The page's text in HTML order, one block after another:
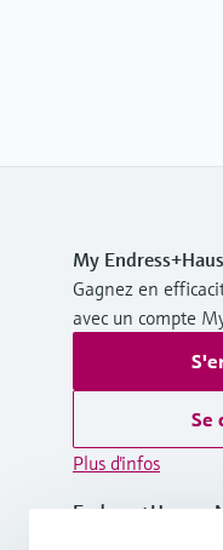
My
Gagnez en
avec un compte
Se
Plus d'infos
Endress+Hauser